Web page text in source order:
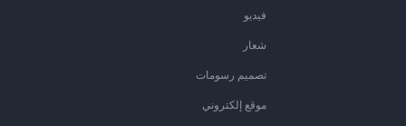
فيديو
شعار
تصميم رسومات
موقع إلكتروني